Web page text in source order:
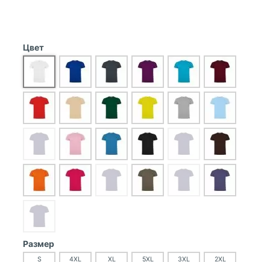
Цвет
Размер
S 4XL XL 5XL 3XL 2XL